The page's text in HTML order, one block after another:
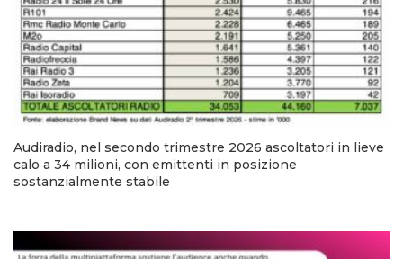
Audiradio, nel secondo trimestre 2026 ascoltatori in lieve
calo a 34 milioni, con emittenti in posizione
sostanzialmente stabile